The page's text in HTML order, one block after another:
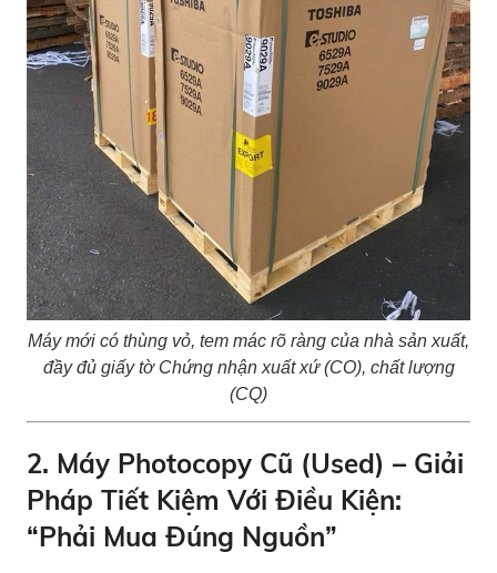
Máy mới có thùng vỏ, tem mác rõ ràng của nhà sản xuất,
đầy đủ giấy tờ Chứng nhận xuất xứ (CO), chất lượng
(CQ)
2. Máy Photocopy Cũ (Used) – Giải
Pháp Tiết Kiệm Với Điều Kiện:
“Phải Mua Đúng Nguồn”